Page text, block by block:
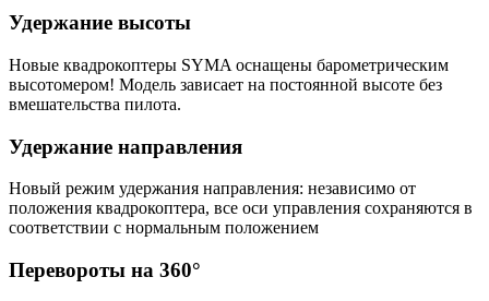
Удержание высоты
Новые квадрокоптеры SYMA оснащены барометрическим
высотомером! Модель зависает на постоянной высоте без
вмешательства пилота.
Удержание направления
Новый режим удержания направления: независимо от
положения квадрокоптера, все оси управления сохраняются в
соответствии с нормальным положением
Перевороты на 360°